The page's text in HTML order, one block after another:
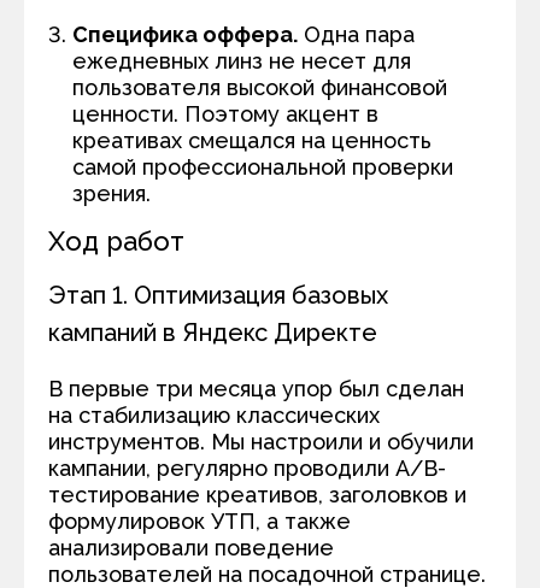
Специфика оффера. Одна пара
ежедневных линз не несет для
пользователя высокой финансовой
ценности. Поэтому акцент в
креативах смещался на ценность
самой профессиональной проверки
зрения.
Ход работ
Этап 1. Оптимизация базовых
кампаний в Яндекс Директе
В первые три месяца упор был сделан
на стабилизацию классических
инструментов. Мы настроили и обучили
кампании, регулярно проводили A/B-
тестирование креативов, заголовков и
формулировок УТП, а также
анализировали поведение
пользователей на посадочной странице.